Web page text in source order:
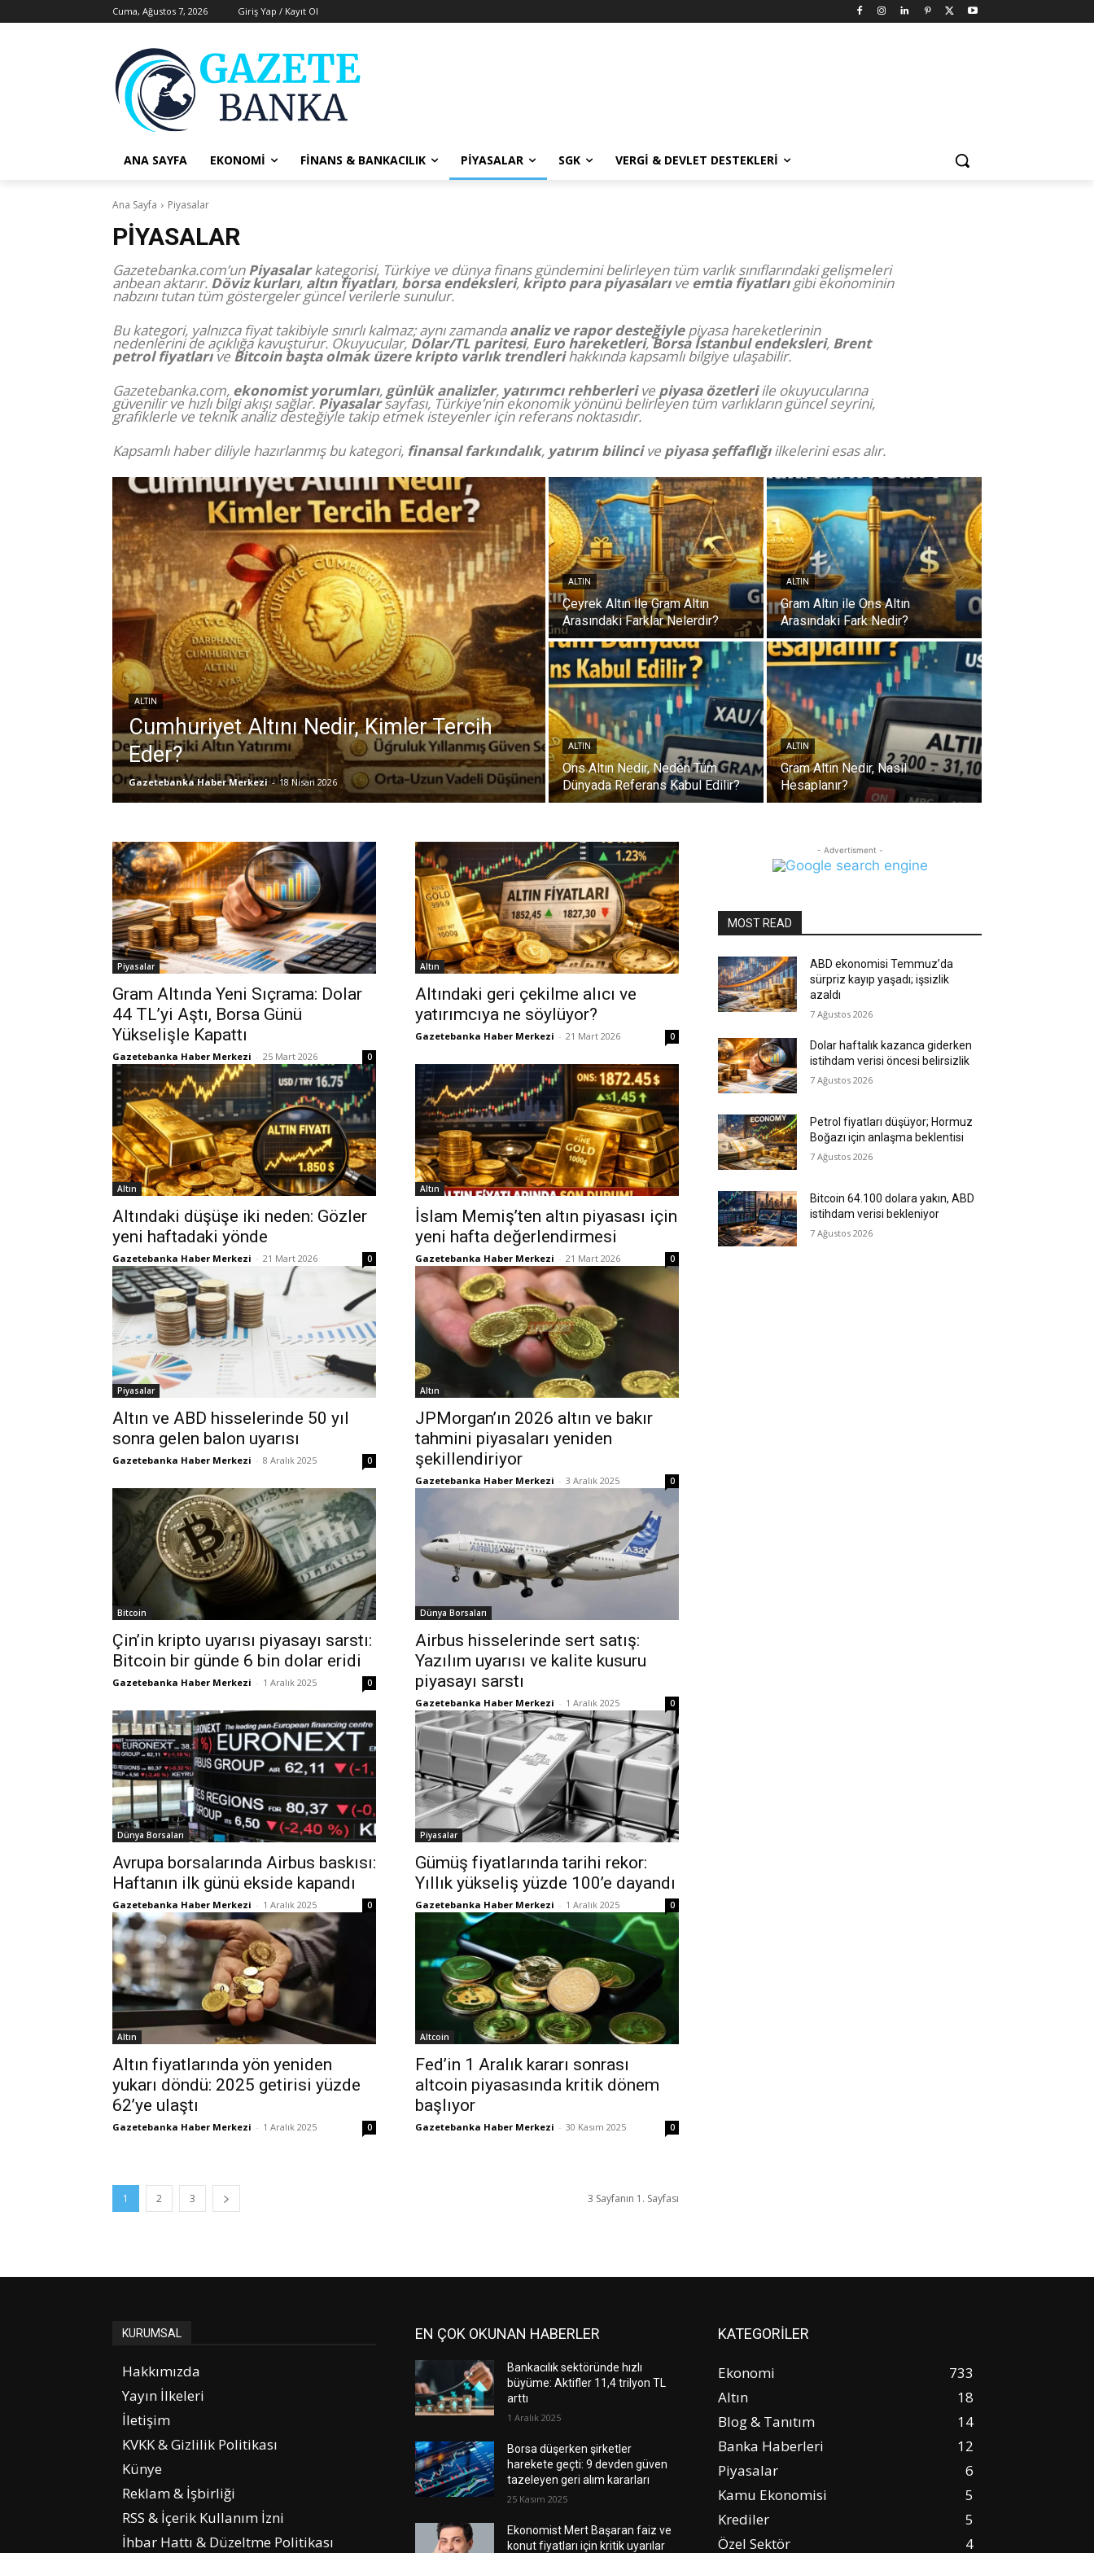
Cuma, Ağustos 7, 2026 Giriş Yap / Kayıt Ol
ANA SAYFA EKONOMI FINANS & BANKACILIK PIYASALAR SGK VERGI & DEVLET DESTEKLERI
Ana Sayfa Piyasalar
PIYASALAR
Gazetebanka.com’unPiyasalarkategorisi, Türkiye ve dünya finans gündemini belirleyen tüm varlık sınıflarındaki gelişmeleri
anbean aktarır. Döviz kurları, altın fiyatları, borsa endeksleri, kripto para piyasalarıve emtia fiyatlarıgibi ekonominin
nabzını tutan tüm göstergeler güncel verilerle sunulur.
Bu kategori, yalnızca fiyat takibiyle sınırlı kalmaz; aynı zamandaanaliz ve rapor desteğiylepiyasa hareketlerinin
nedenlerini de açıklığa kavuşturur. Okuyucular, Dolar/TL paritesi, Euro hareketleri,Borsa İstanbul endeksleri, Brent
petrol fiyatlarıve Bitcoin başta olmak üzere kripto varlık trendlerihakkında kapsamlı bilgiye ulaşabilir.
Gazetebanka.com, ekonomist yorumları, günlük analizler, yatırımcı rehberlerive piyasa özetleriile okuyucularına
güvenilir ve hızlı bilgi akışı sağlar. Piyasalarsayfası, Türkiye’nin ekonomik yönünü belirleyen tüm varlıkların güncel seyrini,
grafiklerle ve teknik analiz desteğiyle takip etmek isteyenler için referans noktasıdır.
Kapsamlı haber diliyle hazırlanmış bu kategori, finansal farkındalık, yatırım bilincive piyasa şeffaflığıilkelerini esas alır.
ALTIN
Cumhuriyet Altını Nedir, Kimler Tercih
Eder?
Gazetebanka Haber Merkezi - 18 Nisan 2026
ALTIN
Çeyrek Altın İle Gram Altın
Arasındaki Farklar Nelerdir?
ALTIN
Gram Altın ile Ons Altın
Arasındaki Fark Nedir?
ALTIN
Ons Altın Nedir, Neden Tüm
Dünyada Referans Kabul Edilir?
ALTIN
Gram Altın Nedir, Nasıl
Hesaplanır?
Piyasalar
Gram Altında Yeni Sıçrama: Dolar
44 TL’yi Aştı, Borsa Günü
Yükselişle Kapattı
Gazetebanka Haber Merkezi - 25 Mart 2026 0
Altın
Altındaki geri çekilme alıcı ve
yatırımcıya ne söylüyor?
Gazetebanka Haber Merkezi - 21 Mart 2026 0
Altın
Altındaki düşüşe iki neden: Gözler
yeni haftadaki yönde
Gazetebanka Haber Merkezi - 21 Mart 2026 0
Altın
İslam Memiş’ten altın piyasası için
yeni hafta değerlendirmesi
Gazetebanka Haber Merkezi - 21 Mart 2026 0
Piyasalar
Altın ve ABD hisselerinde 50 yıl
sonra gelen balon uyarısı
Gazetebanka Haber Merkezi - 8 Aralık 2025 0
Altın
JPMorgan’ın 2026 altın ve bakır
tahmini piyasaları yeniden
şekillendiriyor
Gazetebanka Haber Merkezi - 3 Aralık 2025 0
Bitcoin
Çin’in kripto uyarısı piyasayı sarstı:
Bitcoin bir günde 6 bin dolar eridi
Gazetebanka Haber Merkezi - 1 Aralık 2025 0
Dünya Borsaları
Airbus hisselerinde sert satış:
Yazılım uyarısı ve kalite kusuru
piyasayı sarstı
Gazetebanka Haber Merkezi - 1 Aralık 2025 0
Dünya Borsaları
Avrupa borsalarında Airbus baskısı:
Haftanın ilk günü ekside kapandı
Gazetebanka Haber Merkezi - 1 Aralık 2025 0
Piyasalar
Gümüş fiyatlarında tarihi rekor:
Yıllık yükseliş yüzde 100’e dayandı
Gazetebanka Haber Merkezi - 1 Aralık 2025 0
Altın
Altın fiyatlarında yön yeniden
yukarı döndü: 2025 getirisi yüzde
62’ye ulaştı
Gazetebanka Haber Merkezi - 1 Aralık 2025 0
Altcoin
Fed’in 1 Aralık kararı sonrası
altcoin piyasasında kritik dönem
başlıyor
Gazetebanka Haber Merkezi - 30 Kasım 2025 0
1 2 3 3 Sayfanın 1. Sayfası
- Advertisment -
MOST READ
ABD ekonomisi Temmuz’da
sürpriz kayıp yaşadı; işsizlik
azaldı
7 Ağustos 2026
Dolar haftalık kazanca giderken
istihdam verisi öncesi belirsizlik
7 Ağustos 2026
Petrol fiyatları düşüyor; Hormuz
Boğazı için anlaşma beklentisi
7 Ağustos 2026
Bitcoin 64.100 dolara yakın, ABD
istihdam verisi bekleniyor
7 Ağustos 2026
KURUMSAL
Hakkımızda
Yayın İlkeleri
İletişim
KVKK & Gizlilik Politikası
Künye
Reklam & İşbirliği
RSS & İçerik Kullanım İzni
İhbar Hattı & Düzeltme Politikası
EN ÇOK OKUNAN HABERLER
Bankacılık sektöründe hızlı
büyüme: Aktifler 11,4 trilyon TL
arttı
1 Aralık 2025
Borsa düşerken şirketler
harekete geçti: 9 devden güven
tazeleyen geri alım kararları
25 Kasım 2025
Ekonomist Mert Başaran faiz ve
konut fiyatları için kritik uyarılar
KATEGORİLER
Ekonomi
733
Altın
18
Blog & Tanıtım
14
Banka Haberleri
12
Piyasalar
6
Kamu Ekonomisi
5
Krediler
5
Özel Sektör
4